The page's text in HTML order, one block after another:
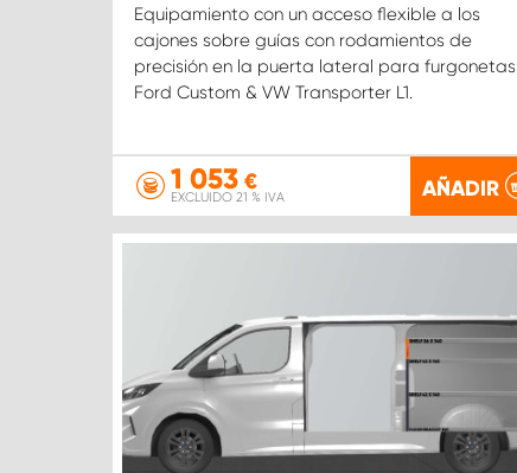
Equipamiento con un acceso flexible a los
cajones sobre guías con rodamientos de
precisión en la puerta lateral para furgonetas
Ford Custom & VW Transporter L1.
1 053 €
EXCLUIDO 21 % IVA AÑADIR